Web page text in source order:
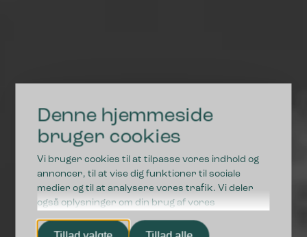
Denne hjemmeside
bruger cookies
Vi bruger cookies til at tilpasse vores indhold og
annoncer, til at vise dig funktioner til sociale
medier og til at analysere vores trafik. Vi deler
også oplysninger om din brug af vores
hjemmeside med vores partnere inden for sociale
medier, annonceringspartnere og
DRIFTSSIKRE LØSNINGER I HØJ KVALITET
Vi styrker fremtidens
affaldssortering